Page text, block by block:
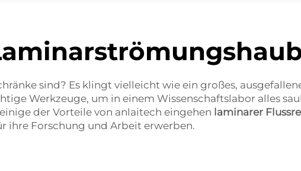
sind? Es klingt vielleicht wie ein großes,
Werkzeuge, um in einem Wissenschaftslabor alles
der Vorteile von anlaitech eingehen laminarer
ihre Forschung und Arbeit erwerben.